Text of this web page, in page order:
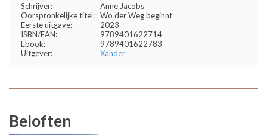
Schrijver:
Anne Jacobs
Oorspronkelijke titel: Wo der Weg beginnt
Eerste uitgave:
2023
ISBN/EAN:
9789401622714
Ebook:
9789401622783
Uitgever:
Xander
Beloften